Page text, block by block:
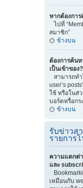
หากต้องกา
ไปที่
สมาชิก”
ข้างบน
ต้องการค้น
เป็นเข้าของ?
สามารถทำ
user’s
ใช้ หรือในส่
บอร์ดหรือกร
ข้างบน
รับข่าวส
รายการ
ความแตกต่
และ
เหมือนกับ